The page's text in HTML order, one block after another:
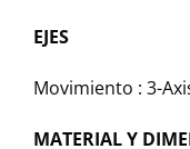
EJES
Movimiento : 3-
MATERIAL Y